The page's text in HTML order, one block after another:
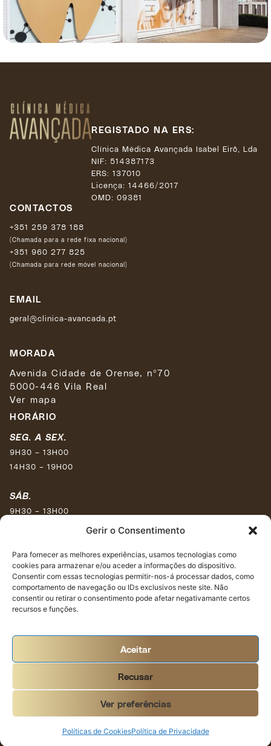
Gerir o Consentimento
Para fornecer as melhores experiências, usamos tecnologias como
cookies para armazenar e/ou aceder a informações do dispositivo.
Consentir com essas tecnologias permitir-nos-á processar dados, como
comportamento de navegação ou IDs exclusivos neste site. Não
consentir ou retirar o consentimento pode afetar negativamante certos
recursos e funções.
Aceitar
Recusar
Ver preferências
Políticas de CookiesPolítica de Privacidade
REGISTADO NA ERS:
Clínica Médica Avançada Isabel Eirô, Lda
NIF: 514387173
ERS: 137010
Licença:14466/2017
OMD: 09381
CONTACTOS
+351 259 378 188
(Chamada para a rede fixa nacional)
+351 960 277 825
(Chamada para rede móvel nacional)
EMAIL
geral@clinica-avancada.pt
MORADA
Avenida Cidade de Orense, nº70
5000-446 Vila Real
Ver mapa
HORÁRIO
SEG. A SEX.
9H30 – 13H00
14H30 – 19H00
SÁB.
9H30 – 13H00
DOM.
Encerrado
REDES SOCIAIS
POLÍTICA DE PRIVACIDADE
POLÍTICA DE COOKIES